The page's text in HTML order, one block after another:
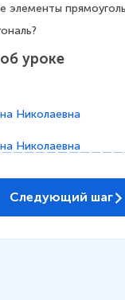
элементы
уроке
Николаевна
Николаевна
Следующий шаг